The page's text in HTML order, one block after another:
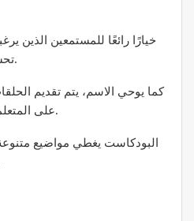
تحسين مهارات الاستماع لديهم.
كما يوحي الاسم، يتم تقديم
على المتعلمين التقاط الكلمات والجمل.
البودكاست يغطي مواضيع متنوعة